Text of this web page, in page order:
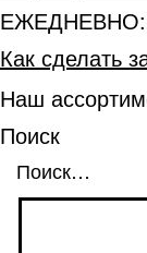
ЕЖЕДНЕВНО:
Как сделать
Наш
Поиск
Поиск…